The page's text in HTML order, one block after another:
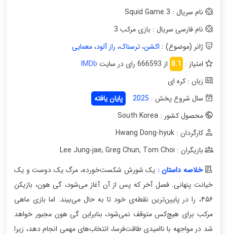
نام سریال : Squid Game 3
نام فارسی سریال : بازی مرکب 3
ژانر (موضوع) : اکشن،ترسناک، راز آلود،معمایی
امتیاز : 8.1 از 666593 رای در سایت
IMDb
زبان : کره ای
سال شروع پخش : 2025
پایان یافته
محصول کشور : South Korea
کارگردان : Hwang Dong-hyuk
بازیگران : Lee Jung-jae
, Greg Chun, Tom Choi
خلاصه داستان : یک شورش شکست‌خورده، مرگ یک دوست و یک
خیانت پنهانی. فصل آخر که پس از آن آغاز می‌شود، گی هون، بازیکن
۴۵۶، را در پایین‌ترین نقطه‌ی خود تا به حال می‌بیند. اما بازی ماهی
مرکب برای هیچ‌کس متوقف نمی‌شود، بنابراین گی هون مجبور خواهد
شد در مواجهه با ناامیدی طاقت‌فرسا، انتخاب‌های مهمی انجام دهد، زیرا